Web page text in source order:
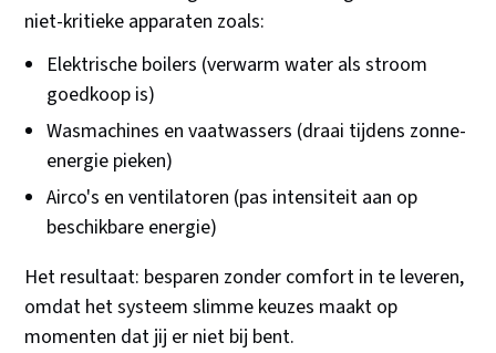
niet-kritieke apparaten zoals:
Elektrische boilers (verwarm water als stroom
goedkoop is)
Wasmachines en vaatwassers (draai tijdens zonne-
energie pieken)
Airco's en ventilatoren (pas intensiteit aan op
beschikbare energie)
Het resultaat: besparen zonder comfort in te leveren,
omdat het systeem slimme keuzes maakt op
momenten dat jij er niet bij bent.